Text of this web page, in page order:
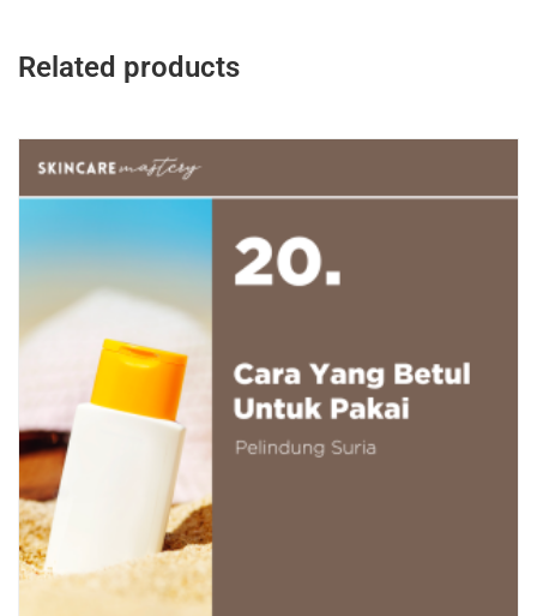
Related products